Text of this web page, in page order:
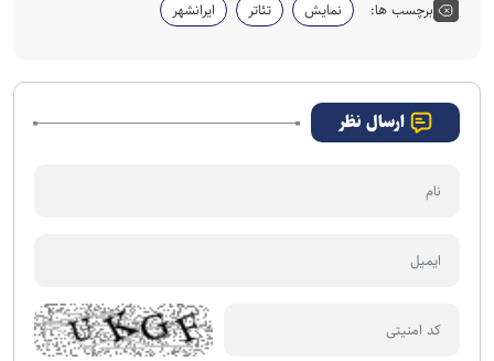
برچسب ها: نمایش تئاتر ایرانشهر
ارسال نظر